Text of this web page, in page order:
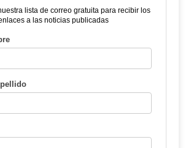
lista de correo gratuita para recibir los
a las noticias publicadas